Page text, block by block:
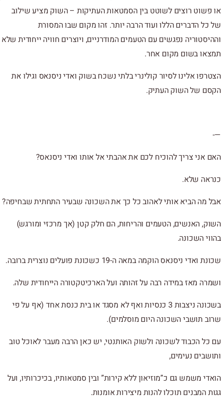
או פשוט רוצים לשוטט בין הסמטאות העתיקות – השוק מציע שילוב
של כל הדברים הללו ועוד הרבה יותר. זהו מקום שבו המסורת
וההיסטוריה נפגשים עם הטעמים המודרניים, ויוצרים חוויה ייחודית שלא
תמצאו בשום מקום אחר.
הצטרפו אלינו לסיור קולינרי בלתי נשכח בשוק ואדי ניסנאס וגילו את
הקסם של השוק העתיק.
—-
האם אני צריך להוכיח לכם את אהבתי אל אותו ואדי ניסנאס?
כנראה שלא.
אבל מה הביא אותי לאהוב כל כך את השכונה שבעיר התחתית שבחיפה?
השוק, האנשים, הטעמים והריחות, הם חלק קטן (אך מרכזי ומורגש)
בהווי השכונה.
שכונת ואדי ניסנאס הוקמה במאה ה-19 כשכונת פועלים נוצרית ברובה.
ושמרה מאז במידה רבה על זהותה ועל הארכיטקטורה הייחודית שלה.
בשכונה ניצבות 3 כנסיות ואף לא מסגד או בית כנסת אחד (אף על פי
שרוב תושבי השכונה היום מוסלמים).
עם כל הכבוד לשכונה ולשוק האותנטי, יש כאן הרבה מעבר לאוכל טוב
ותושבים נעימים,
הואדי משמש גם כ”מוזיאון ללא קירות” ובין סמטאותיו, בכיכרותיו, ועל
גגות המבנים תוכלו להנות מיצירות אומנות.